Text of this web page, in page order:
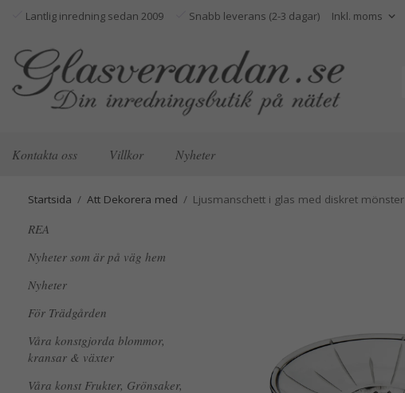
Lantlig inredning sedan 2009 Snabb leverans (2-3 dagar)
Kontakta oss Villkor Nyheter
Startsida / Att Dekorera med / Ljusmanschett i glas med diskret mönster
REA
Nyheter som är på väg hem
Nyheter
För Trädgården
Våra konstgjorda blommor,
kransar & växter
Våra konst Frukter, Grönsaker,